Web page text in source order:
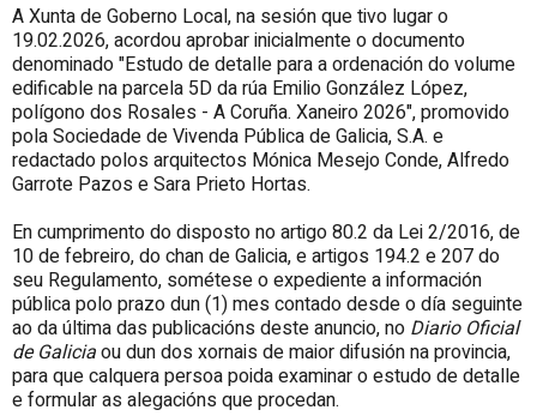
A Xunta de Goberno Local, na sesión que tivo lugar o
19.02.2026, acordou aprobar inicialmente o documento
denominado "Estudo de detalle para a ordenación do volume
edificable na parcela 5D da rúa Emilio González López,
polígono dos Rosales - A Coruña. Xaneiro 2026", promovido
pola Sociedade de Vivenda Pública de Galicia, S.A. e
redactado polos arquitectos Mónica Mesejo Conde, Alfredo
Garrote Pazos e Sara Prieto Hortas.
En cumprimento do disposto no artigo 80.2 da Lei 2/2016, de
10 de febreiro, do chan de Galicia, e artigos 194.2 e 207 do
seu Regulamento, sométese o expediente a información
pública polo prazo dun (1) mes contado desde o día seguinte
ao da última das publicacións deste anuncio, no Diario Oficial
de Galiciaou dun dos xornais de maior difusión na provincia,
para que calquera persoa poida examinar o estudo de detalle
e formular as alegacións que procedan.